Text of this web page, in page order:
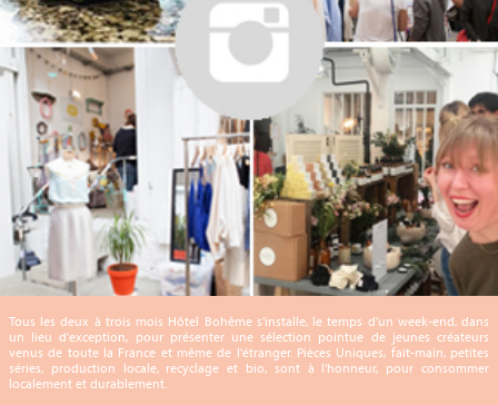
Tous les deux à trois mois Hôtel Bohême s'installe, le temps d'un week-end, dans
un lieu d'exception, pour présenter une sélection pointue de jeunes créateurs
venus de toute la France et même de l'étranger. Pièces Uniques, fait-main, petites
séries, production locale, recyclage et bio, sont à l'honneur, pour consommer
localement et durablement.